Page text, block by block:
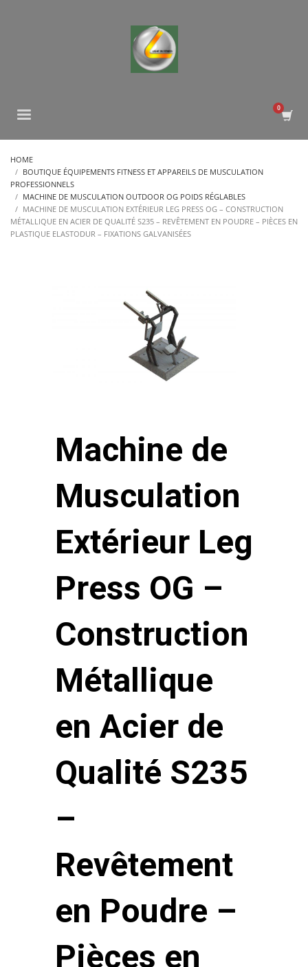
HOME
BOUTIQUE ÉQUIPEMENTS FITNESS ET APPAREILS DE MUSCULATION
PROFESSIONNELS
MACHINE DE MUSCULATION OUTDOOR OG POIDS RÉGLABLES
MACHINE DE MUSCULATION EXTÉRIEUR LEG PRESS OG – CONSTRUCTION
MÉTALLIQUE EN ACIER DE QUALITÉ S235 – REVÊTEMENT EN POUDRE – PIÈCES EN
PLASTIQUE ELASTODUR – FIXATIONS GALVANISÉES
Machine de
Musculation
Extérieur Leg
Press OG –
Construction
Métallique
en Acier de
Qualité S235
–
Revêtement
en Poudre –
Pièces en